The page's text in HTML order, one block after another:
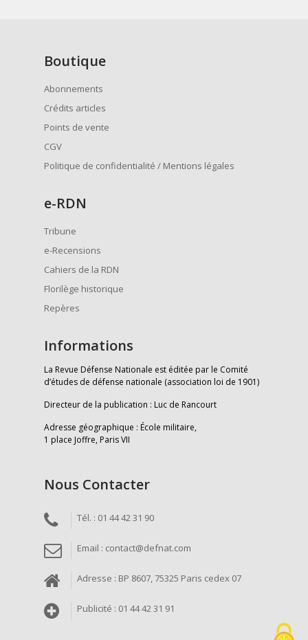
Boutique
Abonnements
Crédits articles
Points de vente
CGV
Politique de confidentialité / Mentions légales
e-RDN
Tribune
e-Recensions
Cahiers de la RDN
Florilège historique
Repères
Informations
La Revue Défense Nationale est éditée par le Comité
d’études de défense nationale (association loi de 1901)
Directeur de la publication : Luc de Rancourt
Adresse géographique : École militaire,
1 place Joffre, Paris VII
Nous Contacter
Tél. : 01 44 42 31 90
Email : contact@defnat.com
Adresse : BP 8607, 75325 Paris cedex 07
Publicité : 01 44 42 31 91